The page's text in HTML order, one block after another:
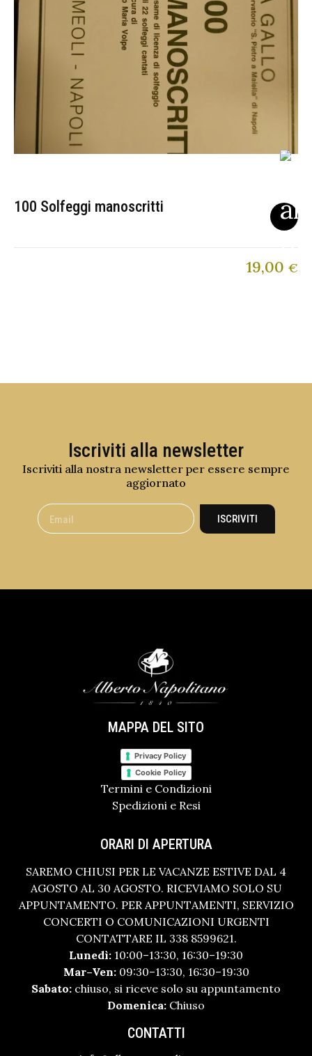
100 Solfeggi manoscritti
19,00 €
Iscriviti alla newsletter
Iscriviti alla nostra newsletter per essere sempre
aggiornato
ISCRIVITI
MAPPA DEL SITO
Privacy Policy
Cookie Policy
Termini e Condizioni
Spedizioni e Resi
ORARI DI APERTURA
SAREMO CHIUSI PER LE VACANZE ESTIVE DAL 4
AGOSTO AL 30 AGOSTO. RICEVIAMO SOLO SU
APPUNTAMENTO. PER APPUNTAMENTI, SERVIZIO
CONCERTI O COMUNICAZIONI URGENTI
CONTATTARE IL 338 8599621.
Lunedì: 10:00–13:30, 16:30–19:30
Mar–Ven:09:30–13:30, 16:30–19:30
Sabato: chiuso, si riceve solo su appuntamento
Domenica: Chiuso
CONTATTI